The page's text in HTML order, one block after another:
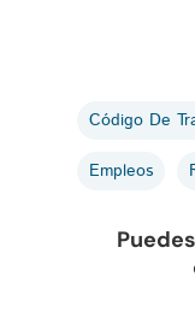
Código De
Empleos